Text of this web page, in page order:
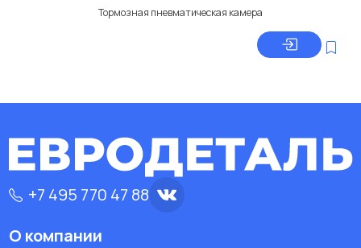
Тормозная пневматическая камера
+7 495 770 47 88
О компании